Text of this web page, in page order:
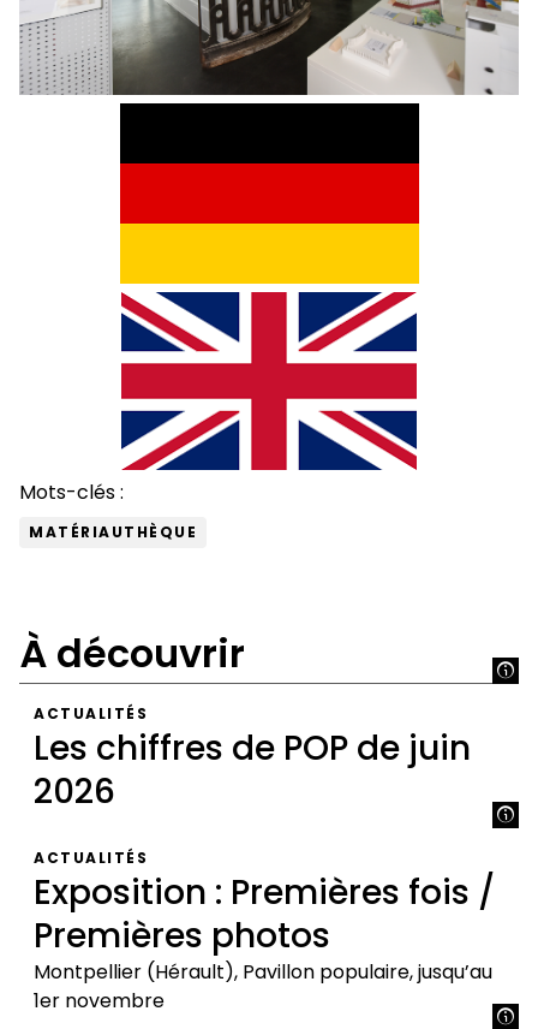
Mots-clés :
MATÉRIAUTHÈQUE
À découvrir
Les chiffres de POP de juin
2026
ACTUALITÉS
chiffres
de
POP
de
juin
2026
Exposition : Premières fois /
Premières photos
Montpellier (Hérault), Pavillon populaire, jusqu’au
1er novembre
ACTUALITÉS